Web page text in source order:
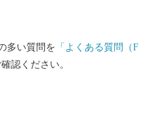
多い質問を 「よくある質問（F
認ください。